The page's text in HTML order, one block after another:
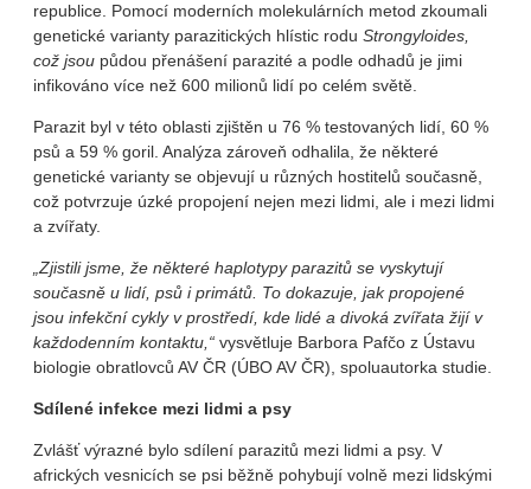
republice. Pomocí moderních molekulárních metod zkoumali
genetické varianty parazitických hlístic rodu Strongyloides,
což jsou půdou přenášení parazité a podle odhadů je jimi
infikováno více než 600 milionů lidí po celém světě.
Parazit byl v této oblasti zjištěn u 76 % testovaných lidí, 60 %
psů a 59 % goril. Analýza zároveň odhalila, že některé
genetické varianty se objevují u různých hostitelů současně,
což potvrzuje úzké propojení nejen mezi lidmi, ale i mezi lidmi
a zvířaty.
„Zjistili jsme, že některé haplotypy parazitů se vyskytují
současně u lidí, psů i primátů. To dokazuje, jak propojené
jsou infekční cykly v prostředí, kde lidé a divoká zvířata žijí v
každodenním kontaktu,“ vysvětluje Barbora Pafčo z Ústavu
biologie obratlovců AV ČR (ÚBO AV ČR), spoluautorka studie.
Sdílené infekce mezi lidmi a psy
Zvlášť výrazné bylo sdílení parazitů mezi lidmi a psy. V
afrických vesnicích se psi běžně pohybují volně mezi lidskými